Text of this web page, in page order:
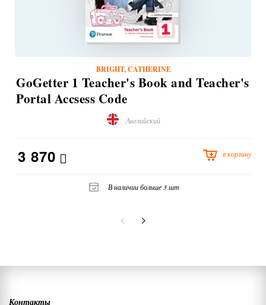
BRIGHT, CATHERINE
GoGetter 1 Teacher's Book and Teacher's
Portal Accsess Code
Английский
3 870 в корзину
В наличии больше 3 шт
Контакты